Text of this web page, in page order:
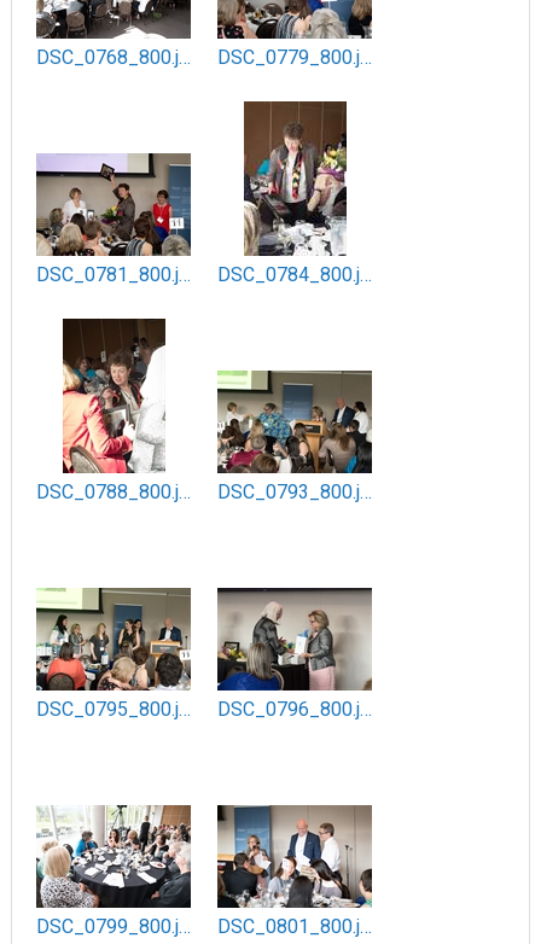
DSC_0768_800.jpg DSC_0779_800.jpg
DSC_0781_800.jpg DSC_0784_800.jpg
DSC_0788_800.jpg DSC_0793_800.jpg
DSC_0795_800.jpg DSC_0796_800.jpg
DSC_0799_800.jpg DSC_0801_800.jpg